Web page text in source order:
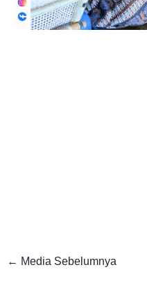
← Media Sebelumnya